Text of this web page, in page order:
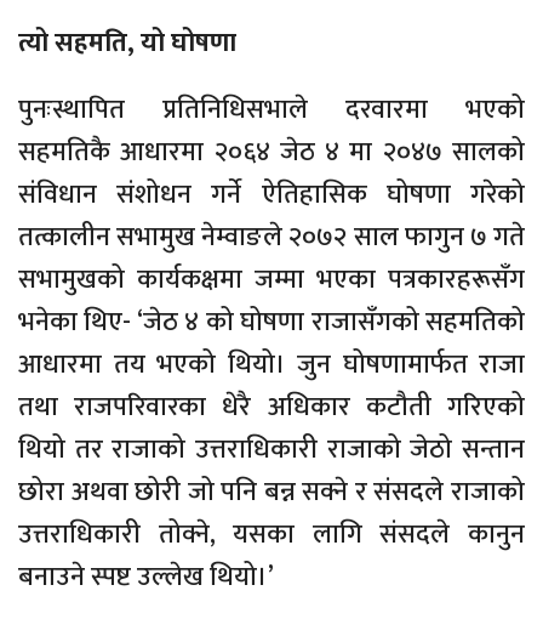
त्यो सहमति, यो घोषणा
पुनःस्थापित प्रतिनिधिसभाले दरवारमा भएको
सहमतिकै आधारमा २०६४ जेठ ४ मा २०४७ सालको
संविधान संशोधन गर्ने ऐतिहासिक घोषणा गरेको
तत्कालीन सभामुख नेम्वाङले २०७२ साल फागुन ७ गते
सभामुखको कार्यकक्षमा जम्मा भएका पत्रकारहरूसँग
भनेका थिए- ‘जेठ ४ को घोषणा राजासँगको सहमतिको
आधारमा तय भएको थियो। जुन घोषणामार्फत राजा
तथा राजपरिवारका धेरै अधिकार कटौती गरिएको
थियो तर राजाको उत्तराधिकारी राजाको जेठो सन्तान
छोरा अथवा छोरी जो पनि बन्न सक्ने र संसदले राजाको
उत्तराधिकारी तोक्ने, यसका लागि संसदले कानुन
बनाउने स्पष्ट उल्लेख थियो।’